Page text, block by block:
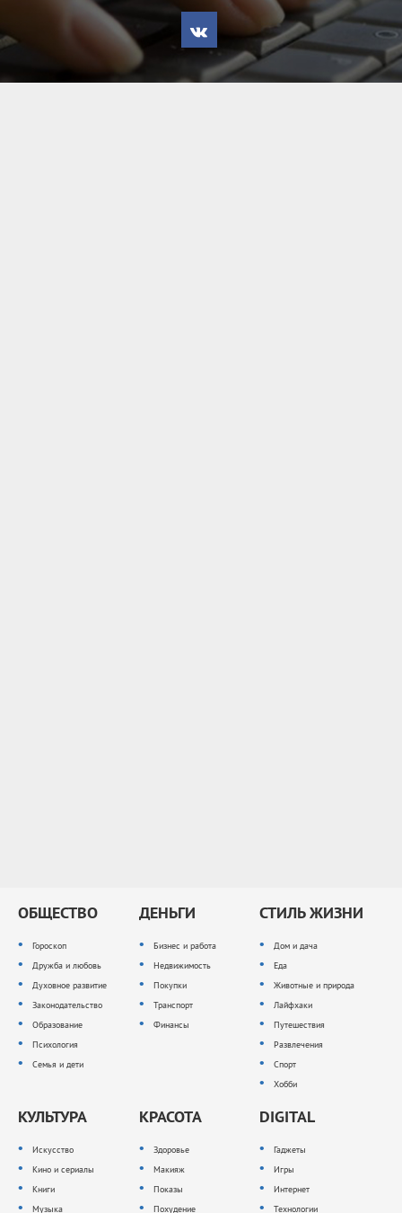
ОБЩЕСТВО
Гороскоп
Дружба и любовь
Духовное развитие
Законодательство
Образование
Психология
Семья и дети
ДЕНЬГИ
Бизнес и работа
Недвижимость
Покупки
Транспорт
Финансы
СТИЛЬ ЖИЗНИ
Дом и дача
Еда
Животные и природа
Лайфхаки
Путешествия
Развлечения
Спорт
Хобби
КУЛЬТУРА
Искусство
Кино и сериалы
Книги
Музыка
КРАСОТА
Здоровье
Макияж
Показы
Похудение
DIGITAL
Гаджеты
Игры
Интернет
Технологии